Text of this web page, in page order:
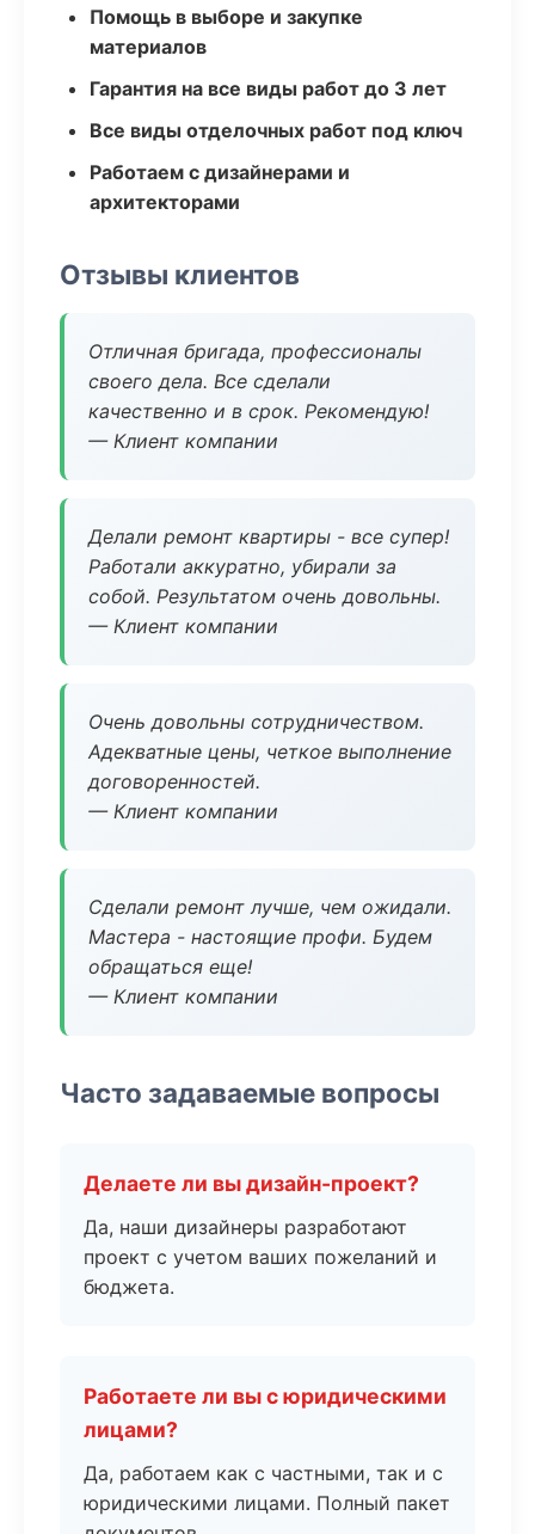
Помощь в выборе и закупке
материалов
Гарантия на все виды работ до 3 лет
Все виды отделочных работ под ключ
Работаем с дизайнерами и
архитекторами
Отзывы клиентов
Отличная бригада, профессионалы
своего дела. Все сделали
качественно и в срок. Рекомендую!
— Клиент компании
Делали ремонт квартиры - все супер!
Работали аккуратно, убирали за
собой. Результатом очень довольны.
— Клиент компании
Очень довольны сотрудничеством.
Адекватные цены, четкое выполнение
договоренностей.
— Клиент компании
Сделали ремонт лучше, чем ожидали.
Мастера - настоящие профи. Будем
обращаться еще!
— Клиент компании
Часто задаваемые вопросы
Делаете ли вы дизайн-проект?
Да, наши дизайнеры разработают
проект с учетом ваших пожеланий и
бюджета.
Работаете ли вы с юридическими
лицами?
Да, работаем как с частными, так и с
юридическими лицами. Полный пакет